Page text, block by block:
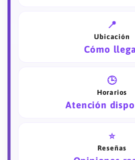
📍
Ubicación
Cómo
🕒
Horarios
Atención
⭐
Reseñas